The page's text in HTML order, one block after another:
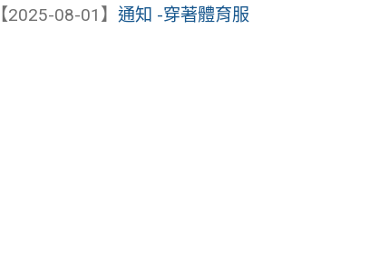
【2025-08-01】通知 -穿著體育服